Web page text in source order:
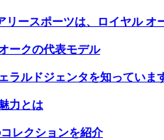
リースポーツは、ロイヤル オ
ークの代表モデル
ラルドジェンタを知っていま
力とは
レクションを紹介